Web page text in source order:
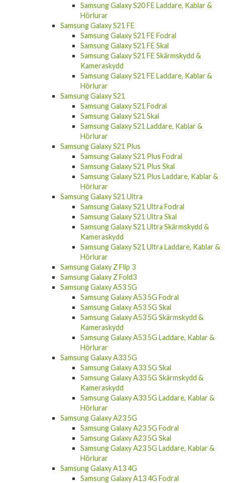
Samsung Galaxy S20 FE Laddare, Kablar &
Hörlurar
Samsung Galaxy S21 FE
Samsung Galaxy S21 FE Fodral
Samsung Galaxy S21 FE Skal
Samsung Galaxy S21 FE Skärmskydd &
Kameraskydd
Samsung Galaxy S21 FE Laddare, Kablar &
Hörlurar
Samsung Galaxy S21
Samsung Galaxy S21 Fodral
Samsung Galaxy S21 Skal
Samsung Galaxy S21 Laddare, Kablar &
Hörlurar
Samsung Galaxy S21 Plus
Samsung Galaxy S21 Plus Fodral
Samsung Galaxy S21 Plus Skal
Samsung Galaxy S21 Plus Laddare, Kablar &
Hörlurar
Samsung Galaxy S21 Ultra
Samsung Galaxy S21 Ultra Fodral
Samsung Galaxy S21 Ultra Skal
Samsung Galaxy S21 Ultra Skärmskydd &
Kameraskydd
Samsung Galaxy S21 Ultra Laddare, Kablar &
Hörlurar
Samsung Galaxy Z Flip 3
Samsung Galaxy Z Fold3
Samsung Galaxy A53 5G
Samsung Galaxy A53 5G Fodral
Samsung Galaxy A53 5G Skal
Samsung Galaxy A53 5G Skärmskydd &
Kameraskydd
Samsung Galaxy A53 5G Laddare, Kablar &
Hörlurar
Samsung Galaxy A33 5G
Samsung Galaxy A33 5G Skal
Samsung Galaxy A33 5G Skärmskydd &
Kameraskydd
Samsung Galaxy A33 5G Laddare, Kablar &
Hörlurar
Samsung Galaxy A23 5G
Samsung Galaxy A23 5G Fodral
Samsung Galaxy A23 5G Skal
Samsung Galaxy A23 5G Laddare, Kablar &
Hörlurar
Samsung Galaxy A13 4G
Samsung Galaxy A13 4G Fodral